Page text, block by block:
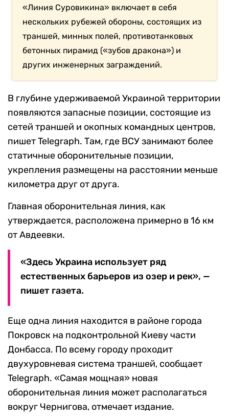
«Линия Суровикина» включает в себя
нескольких рубежей обороны, состоящих из
траншей, минных полей, противотанковых
бетонных пирамид («зубов дракона») и
других инженерных заграждений.
В глубине удерживаемой Украиной территории
появляются запасные позиции, состоящие из
сетей траншей и окопных командных центров,
пишет Telegraph. Там, где ВСУ занимают более
статичные оборонительные позиции,
укрепления размещены на расстоянии меньше
километра друг от друга.
Главная оборонительная линия, как
утверждается, расположена примерно в 16 км
от Авдеевки.
«Здесь Украина использует ряд
естественных барьеров из озер и рек», —
пишет газета.
Еще одна линия находится в районе города
Покровск на подконтрольной Киеву части
Донбасса. По всему городу проходит
двухуровневая система траншей, сообщает
Telegraph. «Самая мощная» новая
оборонительная линия может располагаться
вокруг Чернигова, отмечает издание.